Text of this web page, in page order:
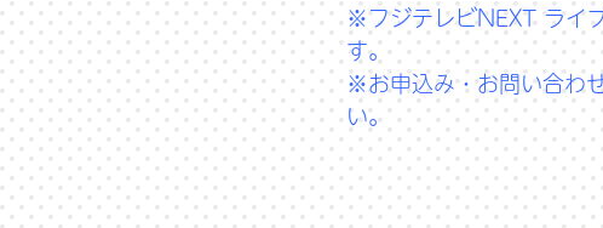
※フジテレビNEXT ライ
す。
※お申込み・お問い合わ
い。